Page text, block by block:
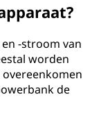
-stroom van
worden
de